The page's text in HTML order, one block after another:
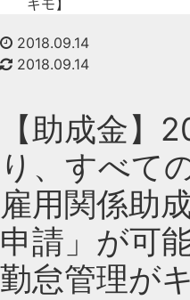
キモ】
2018.09.14
2018.09.14
【助成金】
り、すべて
雇用関係助
申請」が可
勤怠管理がキ